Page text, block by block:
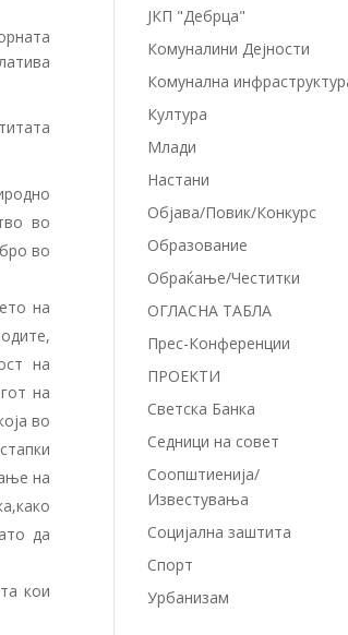
во
во
на
на
на
во
на
да
кои
ЈКП "Дебрца"
Комуналини Дејности
Комунална
Култура
Млади
Настани
Објава/Повик/Конкурс
Образование
Обраќање/Честитки
ОГЛАСНА ТАБЛА
Прес-Конференции
ПРОЕКТИ
Светска Банка
Седници на совет
Соопштиенија/
Известувања
Социјална заштита
Спорт
Урбанизам